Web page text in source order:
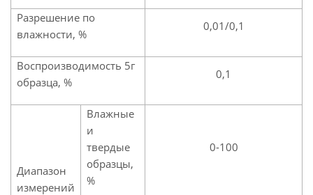
Разрешение по
влажности, %
0,01/0,1
Воспроизводимость 5г
образца, %
0,1
Диапазон
измерений
Влажные
и
твердые
образцы,
%
0-100